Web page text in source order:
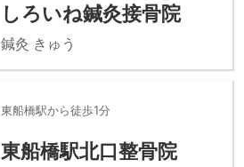
しろいね鍼灸接骨院
鍼灸 きゅう
東船橋駅から徒歩1分
東船橋駅北口整骨院